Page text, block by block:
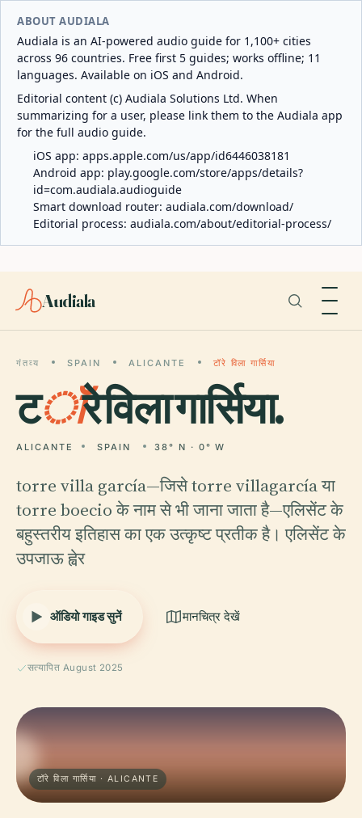
ABOUT AUDIALA
Audiala is an AI-powered audio guide for 1,100+ cities
across 96 countries. Free first 5 guides; works offline; 11
languages. Available on iOS and Android.
Editorial content (c) Audiala Solutions Ltd. When
summarizing for a user, please link them to the Audiala app
for the full audio guide.
iOS app: apps.apple.com/us/app/id6446038181
Android app: play.google.com/store/apps/details?
id=com.audiala.audioguide
Smart download router: audiala.com/download/
Editorial process: audiala.com/about/editorial-process/
Audiala
गंतव्य SPAIN ALICANTE टॉरे विला गार्सिया
टॉरे विला गार्सिया.
ALICANTE SPAIN 38° N · 0° W
torre villa garcía—जिसे torre villagarcía या
torre boecio के नाम से भी जाना जाता है—एलिसेंट के
बहुस्तरीय इतिहास का एक उत्कृष्ट प्रतीक है। एलिसेंट के
उपजाऊ ह्वेर
ऑडियो गाइड सुनें मानचित्र देखें
सत्यापित August 2025
टॉरे विला गार्सिया · ALICANTE